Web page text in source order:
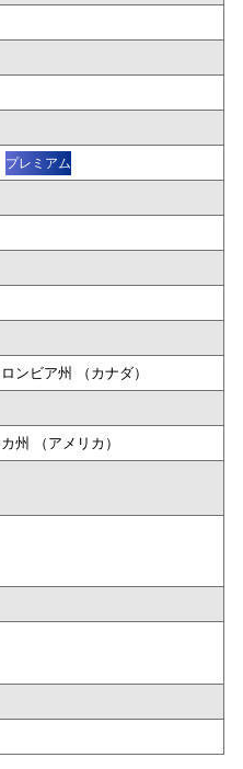
プレミアム
ンビア州 （カナダ）
州 （アメリカ）